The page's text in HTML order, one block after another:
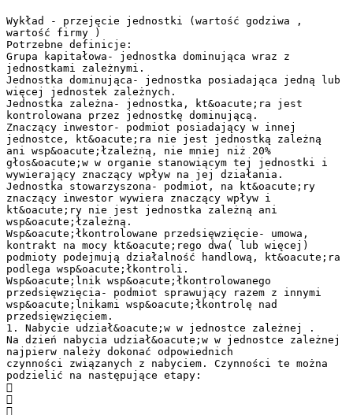
Wykład - przejęcie jednostki (wartość godziwa ,
wartość firmy )
Potrzebne definicje:
Grupa kapitałowa- jednostka dominująca wraz z
jednostkami zależnymi.
Jednostka dominująca- jednostka posiadająca jedną lub
więcej jednostek zależnych.
Jednostka zależna- jednostka, kt&oacute;ra jest
kontrolowana przez jednostkę dominującą.
Znaczący inwestor- podmiot posiadający w innej
jednostce, kt&oacute;ra nie jest jednostką zależną
ani wsp&oacute;łzależną, nie mniej niż 20%
głos&oacute;w w organie stanowiącym tej jednostki i
wywierający znaczący wpływ na jej działania.
Jednostka stowarzyszona- podmiot, na kt&oacute;ry
znaczący inwestor wywiera znaczący wpływ i
kt&oacute;ry nie jest jednostka zależną ani
wsp&oacute;łzależną.
Wsp&oacute;łkontrolowane przedsięwzięcie- umowa,
kontrakt na mocy kt&oacute;rego dwa( lub więcej)
podmioty podejmują działalność handlową, kt&oacute;ra
podlega wsp&oacute;łkontroli.
Wsp&oacute;lnik wsp&oacute;łkontrolowanego
przedsięwzięcia- podmiot sprawujący razem z innymi
wsp&oacute;lnikami wsp&oacute;łkontrolę nad
przedsięwzięciem.
1. Nabycie udział&oacute;w w jednostce zależnej .
Na dzień nabycia udział&oacute;w w jednostce zależnej
najpierw należy dokonać odpowiednich
czynności związanych z nabyciem. Czynności te można
podzielić na następujące etapy:


